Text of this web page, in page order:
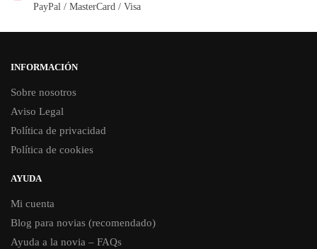
PayPal / MasterCard / Visa
INFORMACIÓN
Sobre nosotros
Aviso Legal
Política de privacidad
Política de cookies
AYUDA
Mi cuenta
Blog para novias (recomendado)
Ayuda a la novia – FAQs